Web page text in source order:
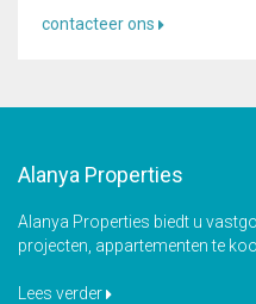
contacteer ons
Alanya Properties
Alanya Properties biedt u
projecten, appartementen te
Lees verder